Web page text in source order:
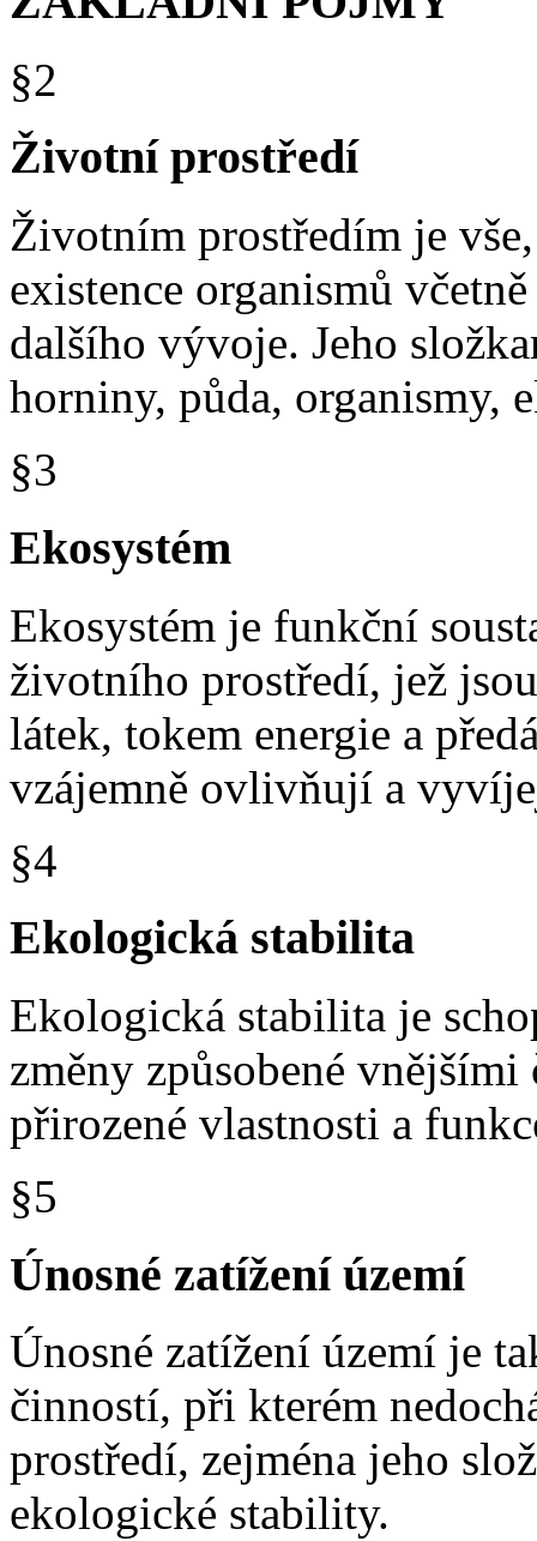
§2
Životní prostředí
Životním prostředím je
existence organismů
dalšího vývoje. Jeho
horniny, půda, organismy,
§3
Ekosystém
Ekosystém je funkční
životního prostředí, jež
látek, tokem energie a
vzájemně ovlivňují a
§4
Ekologická stabilita
Ekologická stabilita je
změny způsobené
přirozené vlastnosti a
§5
Únosné zatížení území
Únosné zatížení území je
činností, při kterém
prostředí, zejména jeho
ekologické stability.